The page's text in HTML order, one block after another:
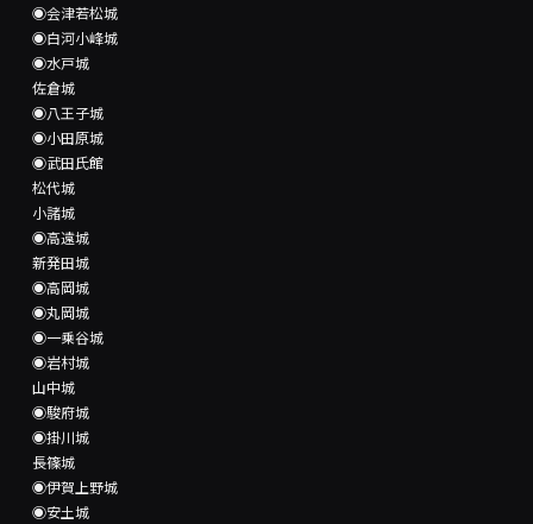
◉会津若松城
◉白河小峰城
◉水戸城
佐倉城
◉八王子城
◉小田原城
◉武田氏館
松代城
小諸城
◉高遠城
新発田城
◉高岡城
◉丸岡城
◉一乗谷城
◉岩村城
山中城
◉駿府城
◉掛川城
長篠城
◉伊賀上野城
◉安土城